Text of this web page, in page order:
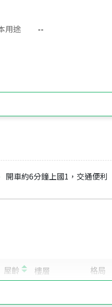
用途
--
開車約6分鐘上國1，交通便利